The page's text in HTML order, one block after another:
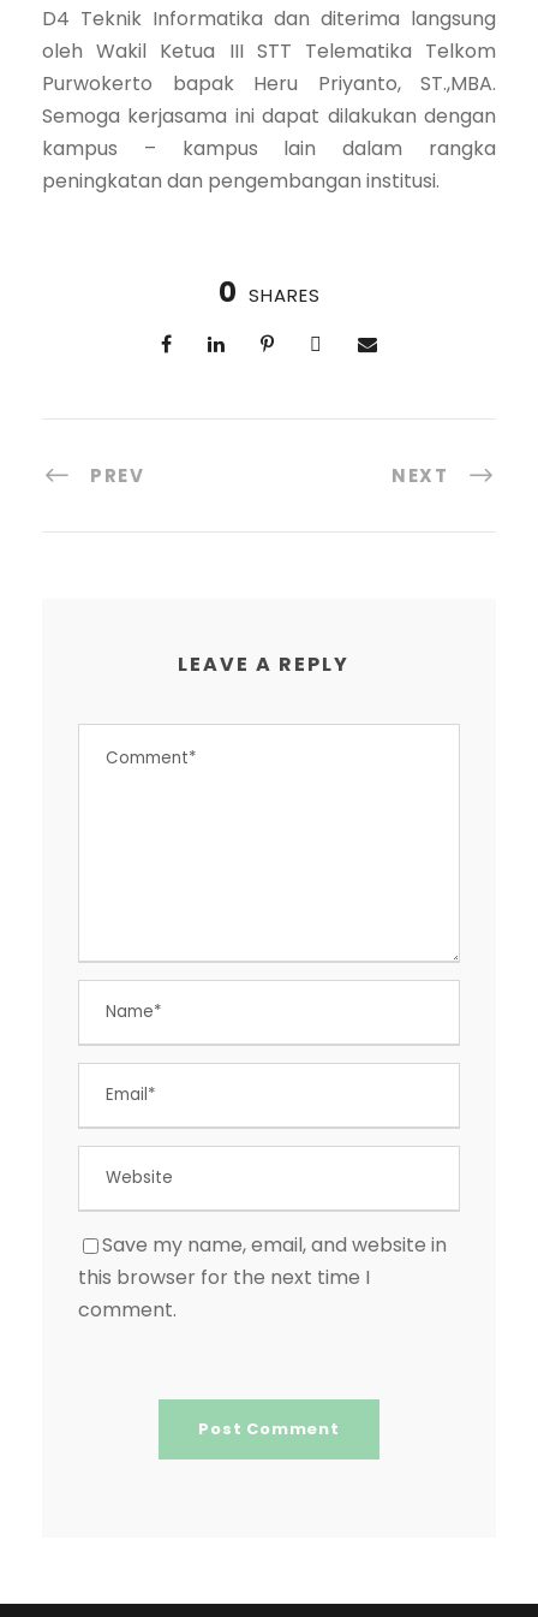
D4 Teknik Informatika dan diterima langsung
oleh Wakil Ketua III STT Telematika Telkom
Purwokerto bapak Heru Priyanto, ST.,MBA.
Semoga kerjasama ini dapat dilakukan dengan
kampus – kampus lain dalam rangka
peningkatan dan pengembangan institusi.
0 SHARES
PREV NEXT
LEAVE A REPLY
Save my name, email, and website in
this browser for the next time I
comment.